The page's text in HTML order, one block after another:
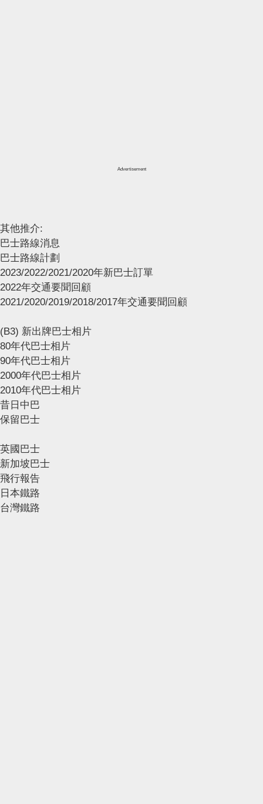
Advertisement
其他推介:
巴士路線消息
巴士路線計劃
2023/2022/2021/2020年新巴士訂單
2022年交通要聞回顧
2021/2020/2019/2018/2017年交通要聞回顧
(B3) 新出牌巴士相片
80年代巴士相片
90年代巴士相片
2000年代巴士相片
2010年代巴士相片
昔日中巴
保留巴士
英國巴士
新加坡巴士
飛行報告
日本鐵路
台灣鐵路